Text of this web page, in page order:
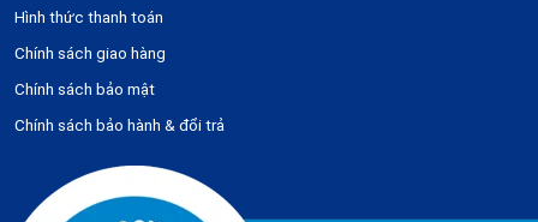
Hình thức thanh toán
Chính sách giao hàng
Chính sách bảo mật
Chính sách bảo hành & đổi trả